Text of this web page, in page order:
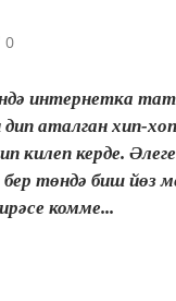
0
интернетка
аталган хип-
килеп керде.
төндә биш йөз
комме...